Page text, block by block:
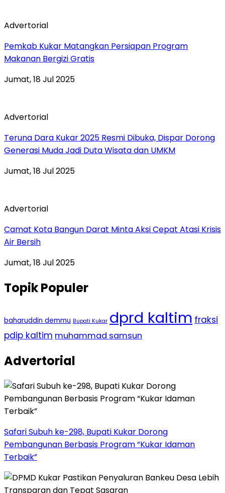
Advertorial
Pemkab Kukar Matangkan Persiapan Program
Makanan Bergizi Gratis
Jumat, 18 Jul 2025
Advertorial
Teruna Dara Kukar 2025 Resmi Dibuka, Dispar Dorong
Generasi Muda Jadi Duta Wisata dan UMKM
Jumat, 18 Jul 2025
Advertorial
Camat Kota Bangun Darat Minta Aksi Cepat Atasi Krisis
Air Bersih
Jumat, 18 Jul 2025
Topik Populer
baharuddin demmu Bupati Kukar dprd kaltim fraksi
pdip kaltim muhammad samsun
Advertorial
Safari Subuh ke-298, Bupati Kukar Dorong
Pembangunan Berbasis Program “Kukar Idaman
Terbaik”